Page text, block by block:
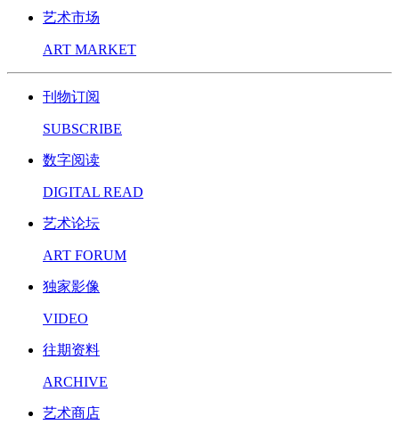
艺术市场
ART MARKET
刊物订阅
SUBSCRIBE
数字阅读
DIGITAL READ
艺术论坛
ART FORUM
独家影像
VIDEO
往期资料
ARCHIVE
艺术商店